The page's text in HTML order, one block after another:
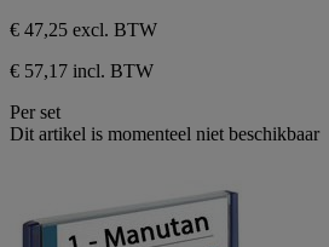
€ 47,25 excl. BTW
€ 57,17 incl. BTW
Per set
Dit artikel is momenteel niet beschikbaar